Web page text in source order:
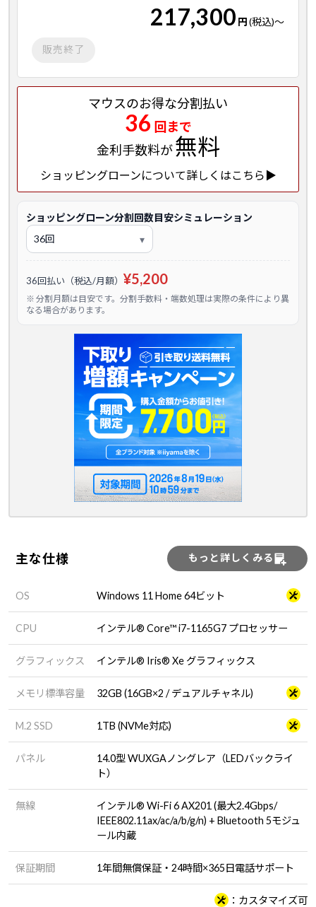
217,300 円 (税込)～
販売終了
マウスのお得な分割払い
36 回まで
金利手数料が無料
ショッピングローンについて詳しくはこちら▶
ショッピングローン分割回数目安シミュレーション
36回払い（税込/月額） ¥5,200
※ 分割月額は目安です。分割手数料・端数処理は実際の条件により異
なる場合があります。
主な仕様 もっと詳しくみる
OS Windows 11 Home 64ビット
CPU インテル® Core™ i7-1165G7 プロセッサー
グラフィックス インテル® Iris® Xe グラフィックス
メモリ標準容量 32GB (16GB×2 / デュアルチャネル)
M.2 SSD 1TB (NVMe対応)
パネル
14.0型 WUXGAノングレア（LEDバックライ
ト）
無線
インテル® Wi-Fi 6 AX201 (最大2.4Gbps/
IEEE802.11ax/ac/a/b/g/n) + Bluetooth 5モジュ
ール内蔵
保証期間 1年間無償保証・24時間×365日電話サポート
カスタマイズ可